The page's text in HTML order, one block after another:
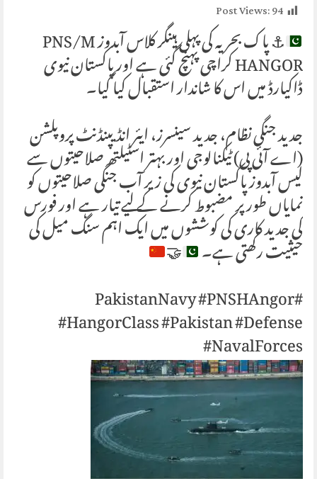
Post Views:94
⚓ پاک بحریہ کی پہلی ہینگر کلاس آبدوز PNS/M
HANGOR کراچی پہنچ گئی ہے اور پاکستان نیوی
ڈاکیارڈ میں اس کا شاندار استقبال کیا گیا۔
جدید جنگی نظام، جدید سینسرز، ایئر انڈیپنڈنٹ پروپلشن
(اے آئی پی) ٹیکنالوجی اور بہتر اسٹیلتھ صلاحیتوں سے
لیس آبدوز پاکستان نیوی کی زیر آب جنگی صلاحیتوں کو
نمایاں طور پر مضبوط کرنے کے لیے تیار ہے اور فورس
کی جدید کاری کی کوششوں میں ایک اہم سنگ میل کی
حیثیت رکھتی ہے۔ 🤝
#PakistanNavy #PNSHAngor
#HangorClass #Pakistan #Defense
#NavalForces